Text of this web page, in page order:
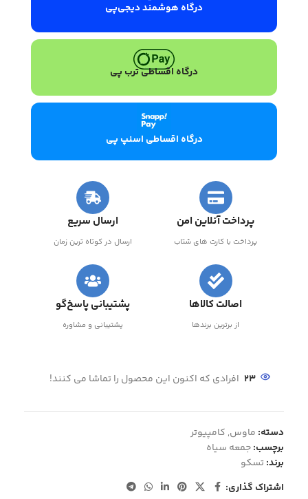
درگاه هوشمند دیجی‌پی
درگاه اقساطی ترب پی
درگاه اقساطی اسنپ پی
پرداخت آنلاین امن
پرداخت با کارت های شتاب
ارسال سریع
ارسال در کوتاه ترین زمان
اصالت کالاها
از برترین برندها
پشتیبانی پاسخ‌گو
پشتیبانی و مشاوره
23 افرادی که اکنون این محصول را تماشا می کنند!
دسته: ماوس, کامپیوتر
برچسب:جمعه سیاه
برند:تسکو
اشتراک گذاری: